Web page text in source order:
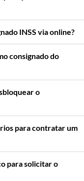
INSS via online?
consignado do
o
para contratar um
para solicitar o